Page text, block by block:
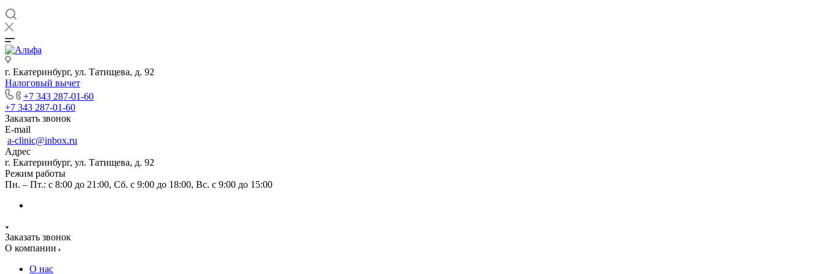
г. Екатеринбург, ул. Татищева, д. 92
Налоговый вычет
+7 343 287-01-60
+7 343 287-01-60
Заказать звонок
E-mail
a-clinic@inbox.ru
Адрес
г. Екатеринбург, ул. Татищева, д. 92
Режим работы
Пн. – Пт.: с 8:00 до 21:00, Сб. с 9:00 до 18:00, Вс. с 9:00 до 15:00
Заказать звонок
О компании
О нас